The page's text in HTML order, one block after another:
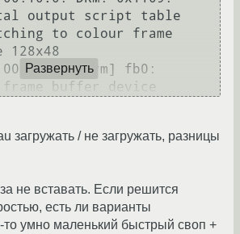
output script table
to colour frame
[drm] fb0:
Развернуть
загружать / не загружать, разницы
не вставать. Если решится
есть ли варианты
то умно маленький быстрый своп +